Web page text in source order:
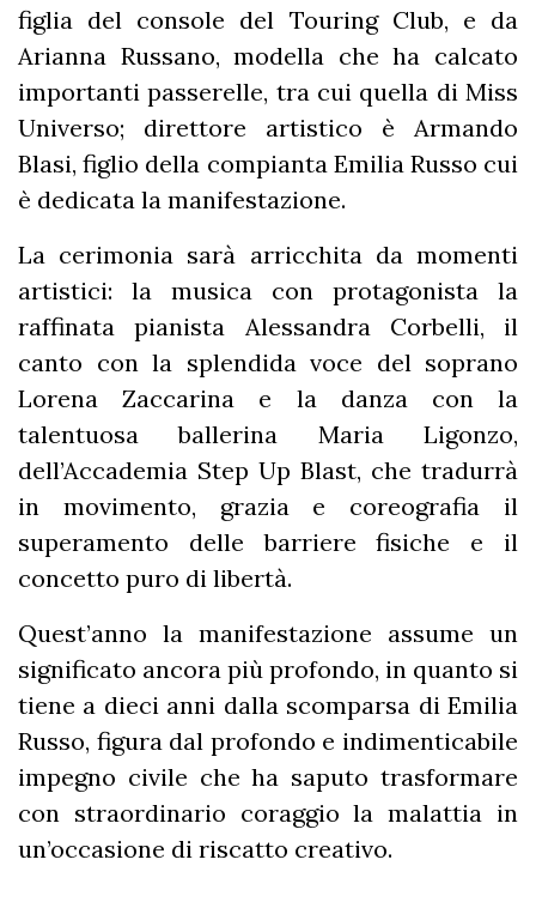
figlia del console del Touring Club, e da
Arianna Russano, modella che ha calcato
importanti passerelle, tra cui quella di Miss
Universo; direttore artistico è Armando
Blasi, figlio della compianta Emilia Russo cui
è dedicata la manifestazione.
La cerimonia sarà arricchita da momenti
artistici: la musica con protagonista la
raffinata pianista Alessandra Corbelli, il
canto con la splendida voce del soprano
Lorena Zaccarina e la danza con la
talentuosa ballerina Maria Ligonzo,
dell’Accademia Step Up Blast, che tradurrà
in movimento, grazia e coreografia il
superamento delle barriere fisiche e il
concetto puro di libertà.
Quest’anno la manifestazione assume un
significato ancora più profondo, in quanto si
tiene a dieci anni dalla scomparsa di Emilia
Russo, figura dal profondo e indimenticabile
impegno civile che ha saputo trasformare
con straordinario coraggio la malattia in
un’occasione di riscatto creativo.